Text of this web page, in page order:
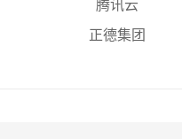
正德集团